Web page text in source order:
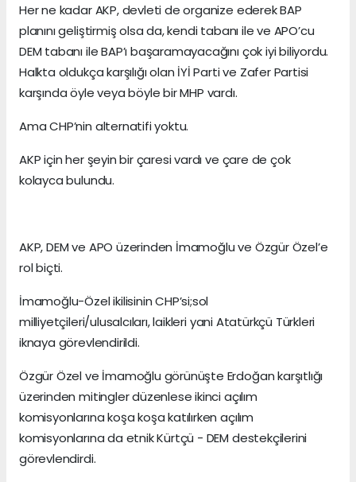
Her ne kadar AKP, devleti de organize ederek BAP
planını geliştirmiş olsa da, kendi tabanı ile ve APO’cu
DEM tabanı ile BAP’ı başaramayacağını çok iyi biliyordu.
Halkta oldukça karşılığı olan İYİ Parti ve Zafer Partisi
karşında öyle veya böyle bir MHP vardı.
Ama CHP’nin alternatifi yoktu.
AKP için her şeyin bir çaresi vardı ve çare de çok
kolayca bulundu.
AKP, DEM ve APO üzerinden İmamoğlu ve Özgür Özel’e
rol biçti.
İmamoğlu-Özel ikilisinin CHP’si;sol
milliyetçileri/ulusalcıları, laikleri yani Atatürkçü Türkleri
iknaya görevlendirildi.
Özgür Özel ve İmamoğlu görünüşte Erdoğan karşıtlığı
üzerinden mitingler düzenlese ikinci açılım
komisyonlarına koşa koşa katılırken açılım
komisyonlarına da etnik Kürtçü - DEM destekçilerini
görevlendirdi.